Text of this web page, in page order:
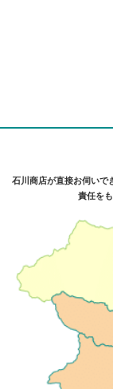
石川商店が直接お伺いで
責任を